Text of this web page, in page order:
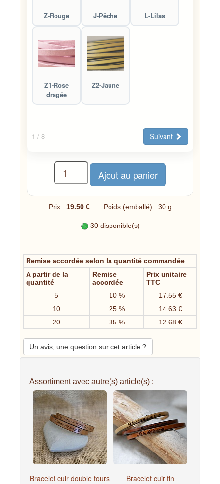
Z-Rouge J-Pêche L-Lilas
Z1-Rose
dragée
Z2-Jaune
1 / 8 Suivant
Prix : 19.50 € Poids (emballé) : 30 g
30 disponible(s)
Remise accordée selon la quantité commandée
A partir de la
quantité
Remise
accordée
Prix unitaire
TTC
5
10 %
17.55 €
10
25 %
14.63 €
20
35 % 12.68 €
Un avis, une question sur cet article ?
Assortiment avec autre(s) article(s) :
Bracelet cuir double tours
Bracelet cuir fin